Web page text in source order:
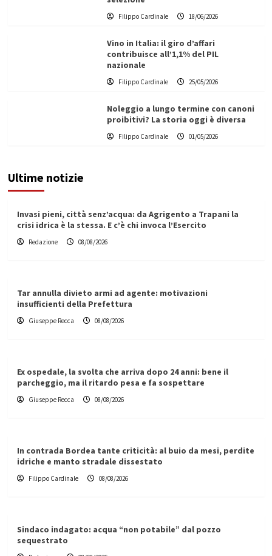
Filippo Cardinale 18/06/2026
Vino in Italia: il giro d’affari
contribuisce all’1,1% del PIL
nazionale
Filippo Cardinale 25/05/2026
Noleggio a lungo termine con canoni
proibitivi? La storia oggi è diversa
Filippo Cardinale 01/05/2026
Ultime notizie
Invasi pieni, città senz’acqua: da Agrigento a Trapani la
crisi idrica è la stessa. E c’è chi invoca l’Esercito
Redazione 08/08/2026
Tar annulla divieto armi ad agente: motivazioni
insufficienti della Prefettura
Giuseppe Recca 08/08/2026
Ex ospedale, la svolta che arriva dopo 24 anni: bene il
parcheggio, ma il ritardo pesa e fa sospettare
Giuseppe Recca 08/08/2026
In contrada Bordea tante criticità: al buio da mesi, perdite
idriche e manto stradale dissestato
Filippo Cardinale 08/08/2026
Sindaco indagato: acqua “non potabile” dal pozzo
sequestrato